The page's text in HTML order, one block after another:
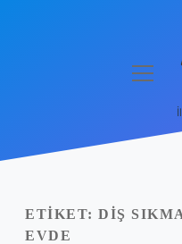
Yasal Uyarı
menüyü
ETIKET: DIŞ
EVDE